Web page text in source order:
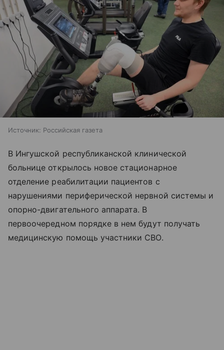
Источник: Российская газета
В Ингушской республиканской клинической
больнице открылось новое стационарное
отделение реабилитации пациентов с
нарушениями периферической нервной системы и
опорно-двигательного аппарата. В
первоочередном порядке в нем будут получать
медицинскую помощь участники СВО.